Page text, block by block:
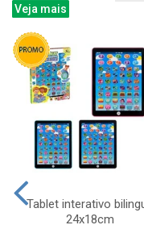
Veja mais
Tablet interativo
24x18cm